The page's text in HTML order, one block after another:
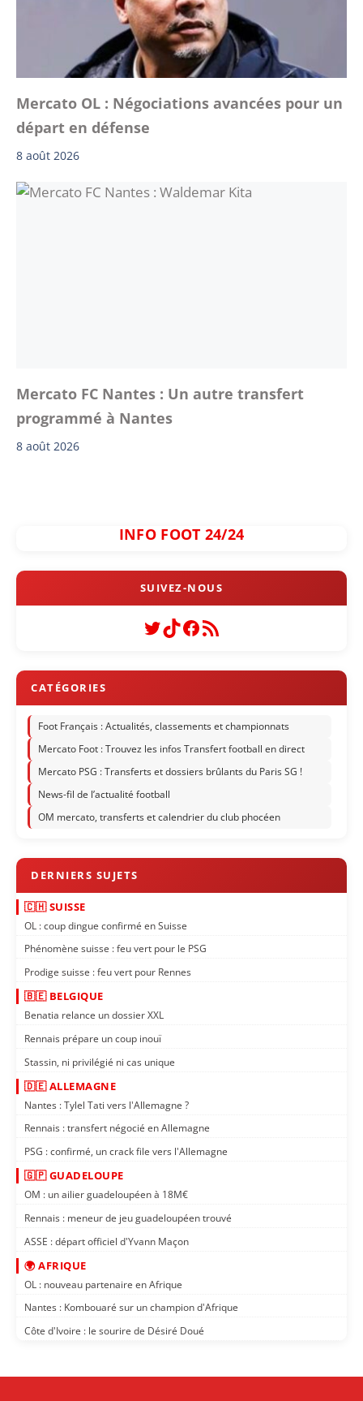
Mercato OL : Négociations avancées pour un
départ en défense
8 août 2026
Mercato FC Nantes : Un autre transfert
programmé à Nantes
8 août 2026
INFO FOOT 24/24
Twitter
TikTok
Facebook
Flux RSS
Foot Français : Actualités, classements et championnats
Mercato Foot : Trouvez les infos Transfert football en direct
Mercato PSG : Transferts et dossiers brûlants du Paris SG !
News-fil de l’actualité football
OM mercato, transferts et calendrier du club phocéen
🇨🇭 SUISSE
OL : coup dingue confirmé en Suisse
Phénomène suisse : feu vert pour le PSG
Prodige suisse : feu vert pour Rennes
🇧🇪 BELGIQUE
Benatia relance un dossier XXL
Rennais prépare un coup inouï
Stassin, ni privilégié ni cas unique
🇩🇪 ALLEMAGNE
Nantes : Tylel Tati vers l'Allemagne ?
Rennais : transfert négocié en Allemagne
PSG : confirmé, un crack file vers l'Allemagne
🇬🇵 GUADELOUPE
OM : un ailier guadeloupéen à 18M€
Rennais : meneur de jeu guadeloupéen trouvé
ASSE : départ officiel d'Yvann Maçon
🌍 AFRIQUE
OL : nouveau partenaire en Afrique
Nantes : Kombouaré sur un champion d'Afrique
Côte d'Ivoire : le sourire de Désiré Doué